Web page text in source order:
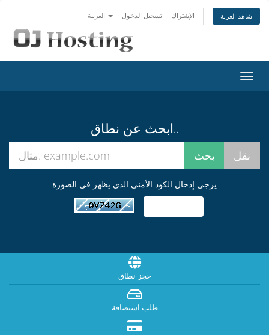
تسجيل الدخول الإشتراك شاهد العربة
تبديل
التنقل
ابحث عن نطاق..
يرجى إدخال الكود الأمني الذي يظهر في الصورة
حجز نطاق
طلب استضافة